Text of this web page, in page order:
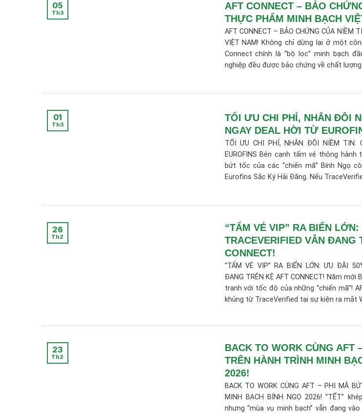
AFT CONNECT – BẢO
THỰC PHẨM MINH BẠCH
AFT CONNECT – BẢO CHỨNG CỦA NIỀM
VIỆT NAM! Không chỉ dừng lại ở một
Connect chính là “bộ lọc” minh bạch
nghiệp đều được bảo chứng về chất lượng
05
Th3
TỐI ƯU CHI PHÍ, NHÂN ĐÔI
NGAY DEAL HỜI TỪ
TỐI ƯU CHI PHÍ, NHÂN ĐÔI NIỀM TIN:
EUROFINS Bên cạnh tấm vé thông
bứt tốc của các “chiến mã” Bính Ngọ
Eurofins Sắc Ký Hải Đăng. Nếu
01
Th3
“TẤM VÉ VIP” RA BIỂN
TRACEVERIFIED VẪN ĐANG
CONNECT!
“TẤM VÉ VIP” RA BIỂN LỚN: ƯU ĐÃI
ĐANG TRÊN KỆ AFT CONNECT! Năm
tranh với tốc độ của những “chiến mã”!
khủng từ TraceVerified tại sự kiện ra mắt
26
Th2
BACK TO WORK CÙNG AFT
TRÊN HÀNH TRÌNH MINH
2026!
BACK TO WORK CÙNG AFT – PHI MÃ
MINH BẠCH BÍNH NGỌ 2026! “TẾT”
nhưng “mùa vụ minh bạch” vẫn đang
23
Th2